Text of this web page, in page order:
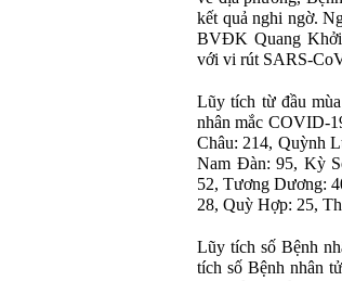
kết quả nghi ngờ.
BVĐK Quang
với vi rút SARS-
Lũy tích từ đầu
nhân mắc COVID-
Châu: 214, Quỳnh
Nam Đàn: 95, Kỳ
52, Tương Dương:
28, Quỳ Hợp: 25,
Lũy tích số Bệnh
tích số Bệnh nhân